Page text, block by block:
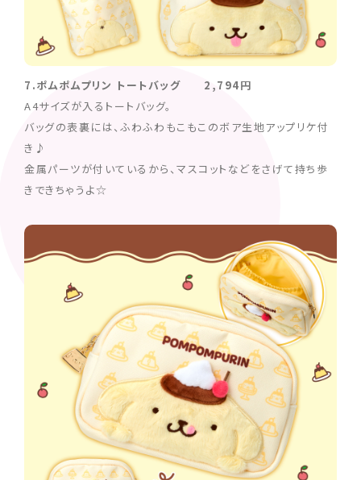
7.ポムポムプリン トートバッグ 2,794円
A4サイズが入るトートバッグ。
バッグの表裏には、ふわふわもこもこのボア生地アップリケ付
き♪
金属パーツが付いているから、マスコットなどをさげて持ち歩
きできちゃうよ☆